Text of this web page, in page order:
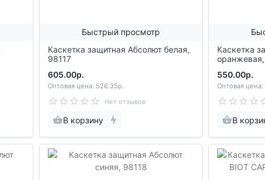
Быстрый просмотр
Каскетка защитная Абсолют белая,
98117
605.00р.
Оптовая цена: 526.35р.
Нет отзывов
В корзину
Каскетка
550.00р.
Оптовая цена:
В